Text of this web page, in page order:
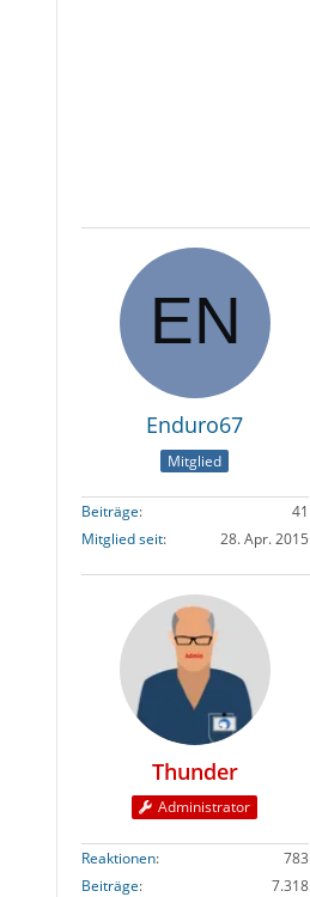
Enduro67
Mitglied
Beiträge
41
Mitglied seit
28. Apr. 2015
Thunder
Administrator
Reaktionen
783
Beiträge
7.318